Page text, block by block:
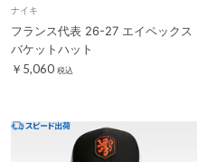
ナイキ
フランス代表 26-27 エイペックス
バケットハット
￥5,060 税込